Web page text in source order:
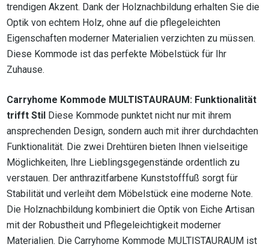
trendigen Akzent. Dank der Holznachbildung erhalten Sie die
Optik von echtem Holz, ohne auf die pflegeleichten
Eigenschaften moderner Materialien verzichten zu müssen.
Diese Kommode ist das perfekte Möbelstück für Ihr
Zuhause.
Carryhome Kommode MULTISTAURAUM: Funktionalität
trifft Stil Diese Kommode punktet nicht nur mit ihrem
ansprechenden Design, sondern auch mit ihrer durchdachten
Funktionalität. Die zwei Drehtüren bieten Ihnen vielseitige
Möglichkeiten, Ihre Lieblingsgegenstände ordentlich zu
verstauen. Der anthrazitfarbene Kunststofffuß sorgt für
Stabilität und verleiht dem Möbelstück eine moderne Note.
Die Holznachbildung kombiniert die Optik von Eiche Artisan
mit der Robustheit und Pflegeleichtigkeit moderner
Materialien. Die Carryhome Kommode MULTISTAURAUM ist